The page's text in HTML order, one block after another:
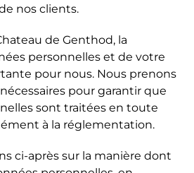
nos clients.
de Genthod, la
personnelles et de votre
pour nous. Nous prenons
pour garantir que
sont traitées en toute
à la réglementation.
ci-après sur la manière dont